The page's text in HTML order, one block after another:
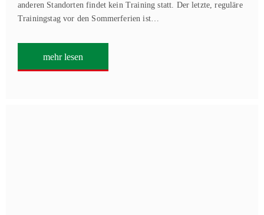
anderen Standorten findet kein Training statt. Der letzte, reguläre
Trainingstag vor den Sommerferien ist…
mehr lesen